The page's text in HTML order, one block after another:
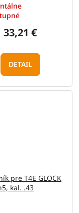
33,21 €
DETAIL
pre T4E GLOCK
kal. .43